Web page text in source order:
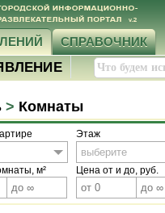
СПРАВОЧНИК
> Комнаты
Этаж
выберите
м² Цена от и до, руб.